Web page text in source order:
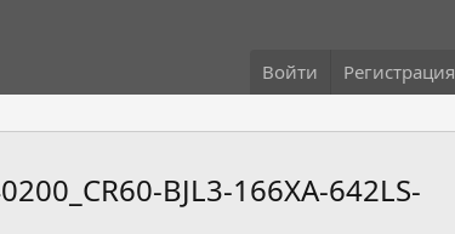
Войти Регистрация
BJL3-166XA-642LS-